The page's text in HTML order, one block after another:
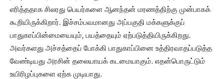
எரித்ததாக சிலரது பெயர்களை ஆனந்தன் மரணத்திற்கு முன்பாகக்
கூறியிருக்கிறார். இச்சம்பவமானது அப்பகுதி மக்களுக்குப்
பாதுகாப்பின்மையையும், பயத்தையும் ஏற்படுத்தியிருக்கிறது.
அவர்களது அச்சத்தைப் போக்கி பாதுகாப்பினை உத்திரவாதப்படுத்த
வேண்டியது அரசின் தலையாயக் கடமையாகும். எதன்பொருட்டும்
உயிரிழப்புகளை ஏற்க முடியாது.